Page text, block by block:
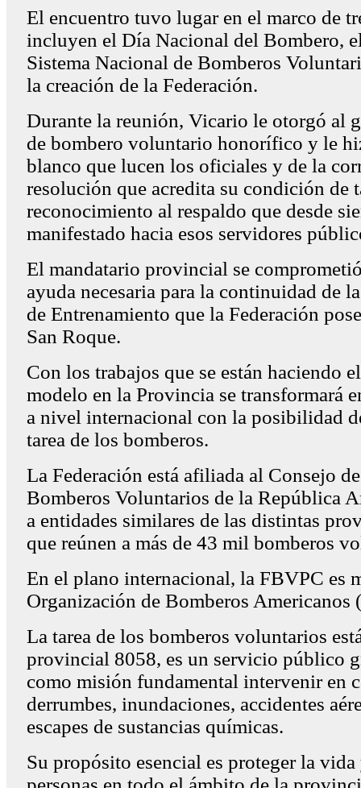
El encuentro tuvo lugar en el marco de
incluyen el Día Nacional del Bombero,
Sistema Nacional de Bomberos
la creación de la Federación.
Durante la reunión, Vicario le otorgó al
de bombero voluntario honorífico y le
blanco que lucen los oficiales y de la
resolución que acredita su condición de
reconocimiento al respaldo que desde
manifestado hacia esos servidores
El mandatario provincial se
ayuda necesaria para la continuidad de
de Entrenamiento que la Federación
San Roque.
Con los trabajos que se están haciendo
modelo en la Provincia se transformará
a nivel internacional con la posibilidad
tarea de los bomberos.
La Federación está afiliada al Consejo
Bomberos Voluntarios de la República
a entidades similares de las distintas
que reúnen a más de 43 mil bomberos
En el plano internacional, la FBVPC es
Organización de Bomberos Americanos
La tarea de los bomberos voluntarios
provincial 8058, es un servicio público
como misión fundamental intervenir en
derrumbes, inundaciones, accidentes
escapes de sustancias químicas.
Su propósito esencial es proteger la